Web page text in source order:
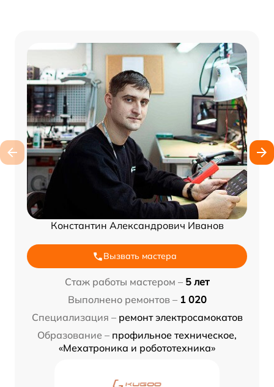
Константин Александрович Иванов
Вызвать мастера
Стаж работы мастером – 5 лет
Выполнено ремонтов – 1 020
Специализация – ремонт электросамокатов
Образование – профильное техническое,
«Мехатроника и робототехника»